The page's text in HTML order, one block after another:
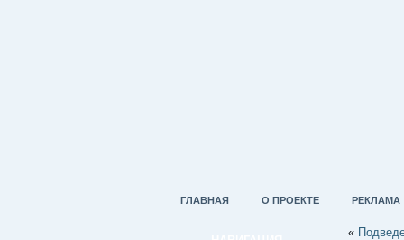
ГЛАВНАЯ О ПРОЕКТЕ РЕКЛАМА
«